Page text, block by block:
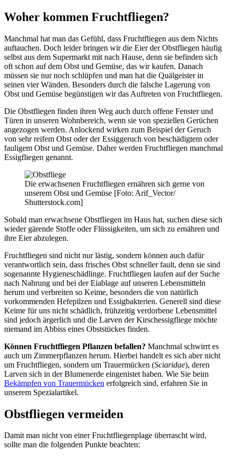
Woher kommen Fruchtfliegen?
Manchmal hat man das Gefühl, dass Fruchtfliegen aus dem Nichts
auftauchen. Doch leider bringen wir die Eier der Obstfliegen häufig
selbst aus dem Supermarkt mit nach Hause, denn sie befinden sich
oft schon auf dem Obst und Gemüse, das wir kaufen. Danach
müssen sie nur noch schlüpfen und man hat die Quälgeister in
seinen vier Wänden. Besonders durch die falsche Lagerung von
Obst und Gemüse begünstigen wir das Auftreten von Fruchtfliegen.
Die Obstfliegen finden ihren Weg auch durch offene Fenster und
Türen in unseren Wohnbereich, wenn sie von speziellen Gerüchen
angezogen werden. Anlockend wirken zum Beispiel der Geruch
von sehr reifem Obst oder der Essiggeruch von beschädigtem oder
fauligem Obst und Gemüse. Daher werden Fruchtfliegen manchmal
Essigfliegen genannt.
Die erwachsenen Fruchtfliegen ernähren sich gerne von
unserem Obst und Gemüse [Foto: Arif_Vector/
Shutterstock.com]
Sobald man erwachsene Obstfliegen im Haus hat, suchen diese sich
wieder gärende Stoffe oder Flüssigkeiten, um sich zu ernähren und
ihre Eier abzulegen.
Fruchtfliegen sind nicht nur lästig, sondern können auch dafür
verantwortlich sein, dass frisches Obst schneller fault, denn sie sind
sogenannte Hygieneschädlinge. Fruchtfliegen laufen auf der Suche
nach Nahrung und bei der Eiablage auf unseren Lebensmitteln
herum und verbreiten so Keime, besonders die von natürlich
vorkommenden Hefepilzen und Essigbakterien. Generell sind diese
Keime für uns nicht schädlich, frühzeitig verdorbene Lebensmittel
sind jedoch ärgerlich und die Larven der Kirschessigfliege möchte
niemand im Abbiss eines Obststückes finden.
Können Fruchtfliegen Pflanzen befallen? Manchmal schwirrt es
auch um Zimmerpflanzen herum. Hierbei handelt es sich aber nicht
um Fruchtfliegen, sondern um Trauermücken (Sciaridae), deren
Larven sich in der Blumenerde eingenistet haben. Wie Sie beim
Bekämpfen von Trauermücken erfolgreich sind, erfahren Sie in
unserem Spezialartikel.
Obstfliegen vermeiden
Damit man nicht von einer Fruchtfliegenplage überrascht wird,
sollte man die folgenden Punkte beachten: